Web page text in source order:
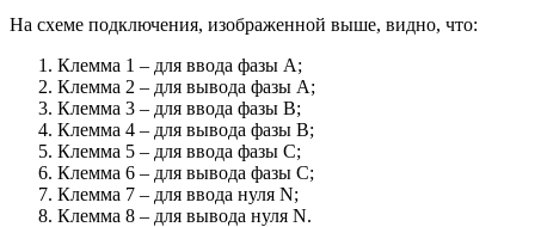
На схеме подключения, изображенной выше, видно, что:
Клемма 1 – для ввода фазы А;
Клемма 2 – для вывода фазы А;
Клемма 3 – для ввода фазы В;
Клемма 4 – для вывода фазы В;
Клемма 5 – для ввода фазы С;
Клемма 6 – для вывода фазы С;
Клемма 7 – для ввода нуля N;
Клемма 8 – для вывода нуля N.